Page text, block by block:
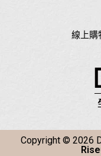
線上購
Copyright © 2026